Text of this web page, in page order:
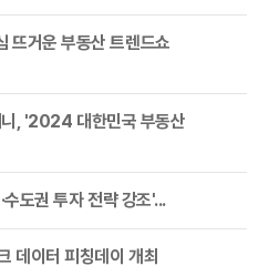
뜨거운 부동산 트렌드쇼
, '2024 대한민국 부동산
도권 투자 전략 강조'...
데이터 피칭데이 개최